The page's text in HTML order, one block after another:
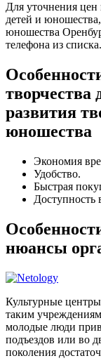
Для уточнения цен
детей и
юношества
телефона из списка.
развития
юношества
Экономия
Удобство.
Быстрая
Доступность
нюансы
Культурные
таким
молодые люди
подъездов или во
поколения